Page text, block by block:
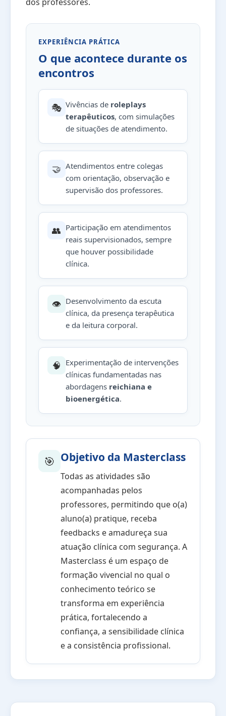
EXPERIÊNCIA PRÁTICA
O que acontece durante os
encontros
🎭 Vivências de roleplays
terapêuticos, com simulações
de situações de atendimento.
🤝 Atendimentos entre colegas
com orientação, observação e
supervisão dos professores.
👥 Participação em atendimentos
reais supervisionados, sempre
que houver possibilidade
clínica.
👁️ Desenvolvimento da escuta
clínica, da presença terapêutica
e da leitura corporal.
🧠 Experimentação de intervenções
clínicas fundamentadas nas
abordagens reichiana e
bioenergética.
🎯 Objetivo da Masterclass
Todas as atividades são
acompanhadas pelos
professores, permitindo que o(a)
aluno(a) pratique, receba
feedbacks e amadureça sua
atuação clínica com segurança. A
Masterclass é um espaço de
formação vivencial no qual o
conhecimento teórico se
transforma em experiência
prática, fortalecendo a
confiança, a sensibilidade clínica
e a consistência profissional.